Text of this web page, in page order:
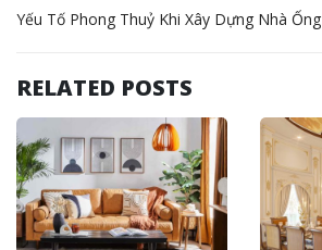
Yếu Tố Phong Thuỷ Khi Xây Dựng Nhà Ống
RELATED POSTS